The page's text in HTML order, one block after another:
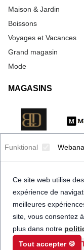
Funktional
Ce site web utilise
expérience de
meilleures
site, vous consentez
plus dans notre
Tout accepter 🍪
Maison & Jardin
Boissons
Voyages et Vacances
Grand magasin
Mode
MAGASINS
© 2026 Priceindanger.